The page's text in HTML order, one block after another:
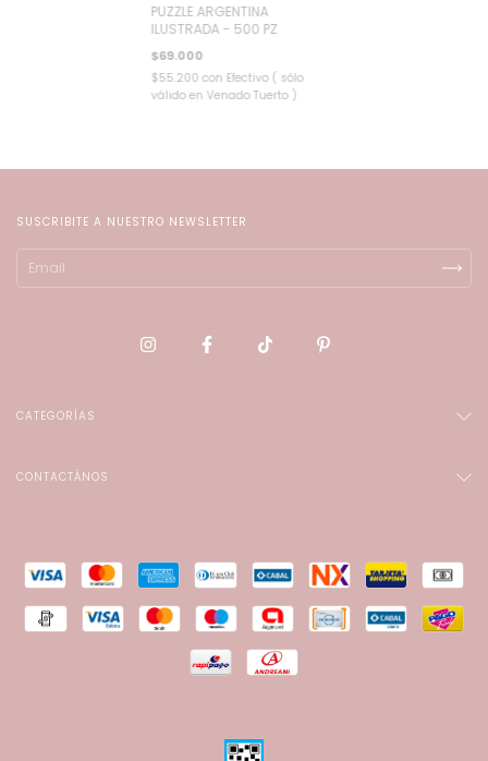
PUZZLE ARGENTINA
ILUSTRADA - 500 PZ
$69.000
$55.200con Efectivo ( sólo
válido en Venado Tuerto )
SUSCRIBITE A NUESTRO NEWSLETTER
CATEGORÍAS
CONTACTÁNOS